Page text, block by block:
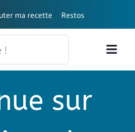
ma recette Restos
sur